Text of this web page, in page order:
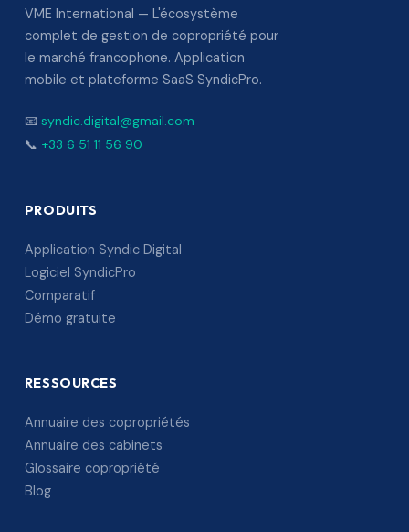
VME International — L'écosystème
complet de gestion de copropriété pour
le marché francophone. Application
mobile et plateforme SaaS SyndicPro.
📧 syndic.digital@gmail.com
📞 +33 6 51 11 56 90
PRODUITS
Application Syndic Digital
Logiciel SyndicPro
Comparatif
Démo gratuite
RESSOURCES
Annuaire des copropriétés
Annuaire des cabinets
Glossaire copropriété
Blog